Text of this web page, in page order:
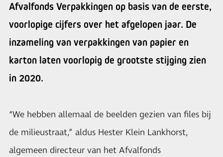
Afvalfonds Verpakkingen op basis van de eerste,
voorlopige cijfers over het afgelopen jaar. De
inzameling van verpakkingen van papier en
karton laten voorlopig de grootste stijging zien
in 2020.
“We hebben allemaal de beelden gezien van files bij
de milieustraat,” aldus Hester Klein Lankhorst,
algemeen directeur van het Afvalfonds